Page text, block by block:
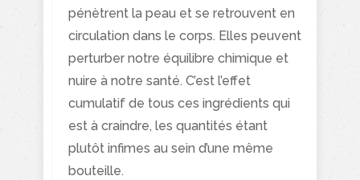
pénètrent la peau et se retrouvent en
circulation dans le corps. Elles peuvent
perturber notre équilibre chimique et
nuire à notre santé. C’est l’effet
cumulatif de tous ces ingrédients qui
est à craindre, les quantités étant
plutôt infimes au sein d’une même
bouteille.